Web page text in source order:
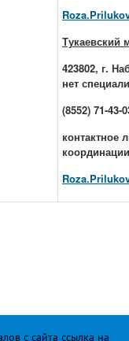
Тукаевский
423802, г.
нет
(8552) 71-43-
контактное
с сайта ссылка на